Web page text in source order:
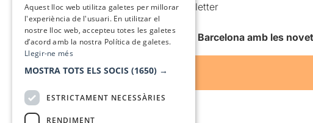
Comunicacions comercials i Newsletter
Anuncia’t
Vull rebre la newsletter de Teatre Barcelona amb les
Aquest lloc web utilitza galetes per millorar
l'experiència de l'usuari. En utilitzar el
nostre lloc web, accepteu totes les galetes
d’acord amb la nostra Política de galetes.
Llegir-ne més
MOSTRA TOTS ELS SOCIS (1650) →
ESTRICTAMENT NECESSÀRIES
RENDIMENT